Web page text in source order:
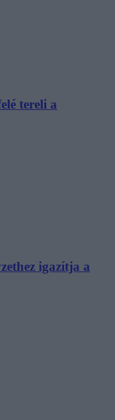
tereli a
igazítja a